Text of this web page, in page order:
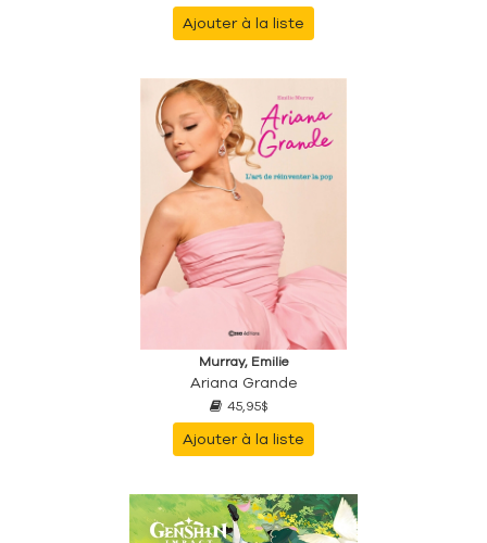
Ajouter à la liste
Murray, Emilie
Ariana Grande
45,95$
Ajouter à la liste